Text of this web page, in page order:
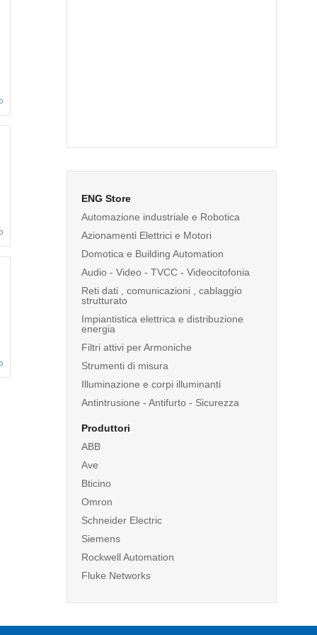
ENG Store
Automazione industriale e Robotica
Azionamenti Elettrici e Motori
Domotica e Building Automation
Audio - Video - TVCC - Videocitofonia
Reti dati , comunicazioni , cablaggio
strutturato
Impiantistica elettrica e distribuzione
energia
Filtri attivi per Armoniche
Strumenti di misura
Illuminazione e corpi illuminanti
Antintrusione - Antifurto - Sicurezza
Produttori
ABB
Ave
Bticino
Omron
Schneider Electric
Siemens
Rockwell Automation
Fluke Networks